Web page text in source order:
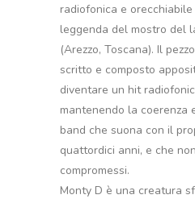
radiofonica e
leggenda del mostro del
(Arezzo, Toscana). Il
scritto e composto
diventare un hit
mantenendo la coerenza
band che suona con il
quattordici anni, e che
compromessi.
Monty D è una creatura